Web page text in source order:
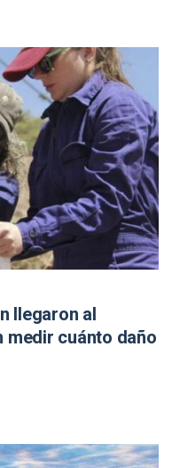
llegaron al
medir cuánto daño